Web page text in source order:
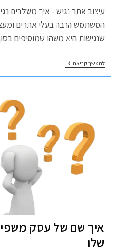
עיצוב אתר נגיש - איך משלבים
המשתמש הרבה בעלי אתרים
שנגישות היא משהו שמוסיפים
להמשך קריאה
איך שם של עסק
שלו